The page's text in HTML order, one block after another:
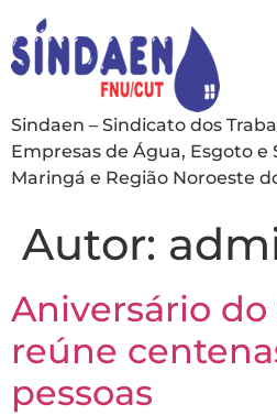
Sindaen – Sindicato dos
Empresas de Água, Esgoto e
Maringá e Região Noroeste
Autor:
Aniversário do
reúne
pessoas